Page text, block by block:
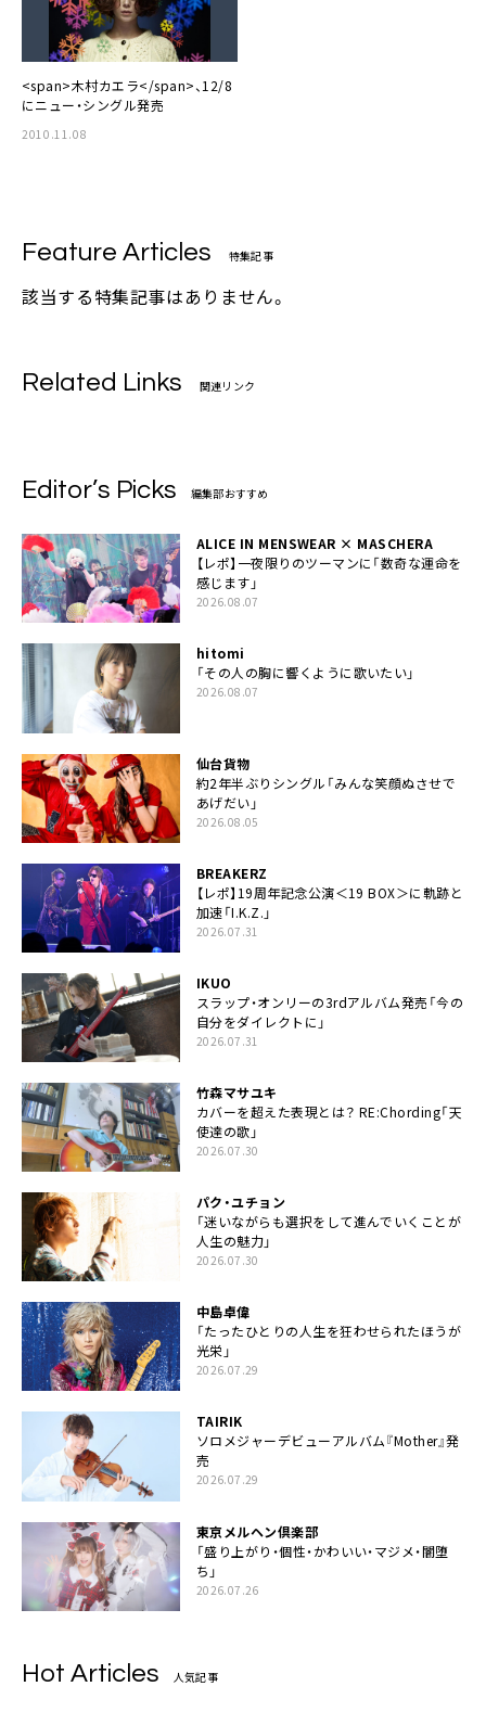
<span>木村カエラ</span>、12/8
にニュー・シングル発売
2010.11.08
Feature Articles 特集記事
該当する特集記事はありません。
Related Links 関連リンク
Editor’s Picks 編集部おすすめ
ALICE IN MENSWEAR × MASCHERA
【レポ】一夜限りのツーマンに「数奇な運命を
感じます」
2026.08.07
hitomi
「その人の胸に響くように歌いたい」
2026.08.07
仙台貨物
約2年半ぶりシングル「みんな笑顔ぬさせで
あげだい」
2026.08.05
BREAKERZ
【レポ】19周年記念公演＜19 BOX＞に軌跡と
加速「I.K.Z.」
2026.07.31
IKUO
スラップ・オンリーの3rdアルバム発売「今の
自分をダイレクトに」
2026.07.31
竹森マサユキ
カバーを超えた表現とは？ RE:Chording「天
使達の歌」
2026.07.30
パク・ユチョン
「迷いながらも選択をして進んでいくことが
人生の魅力」
2026.07.30
中島卓偉
「たったひとりの人生を狂わせられたほうが
光栄」
2026.07.29
TAIRIK
ソロメジャーデビューアルバム『Mother』発
売
2026.07.29
東京メルヘン倶楽部
「盛り上がり・個性・かわいい・マジメ・闇堕
ち」
2026.07.26
Hot Articles 人気記事